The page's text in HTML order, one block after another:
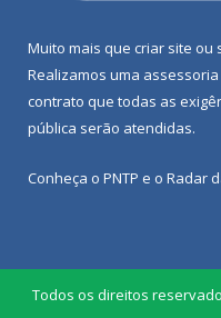
Muito mais que criar site ou
Realizamos uma assessoria
contrato que todas as
pública serão atendidas.
Conheça o PNTP e o Radar
Todos os direitos